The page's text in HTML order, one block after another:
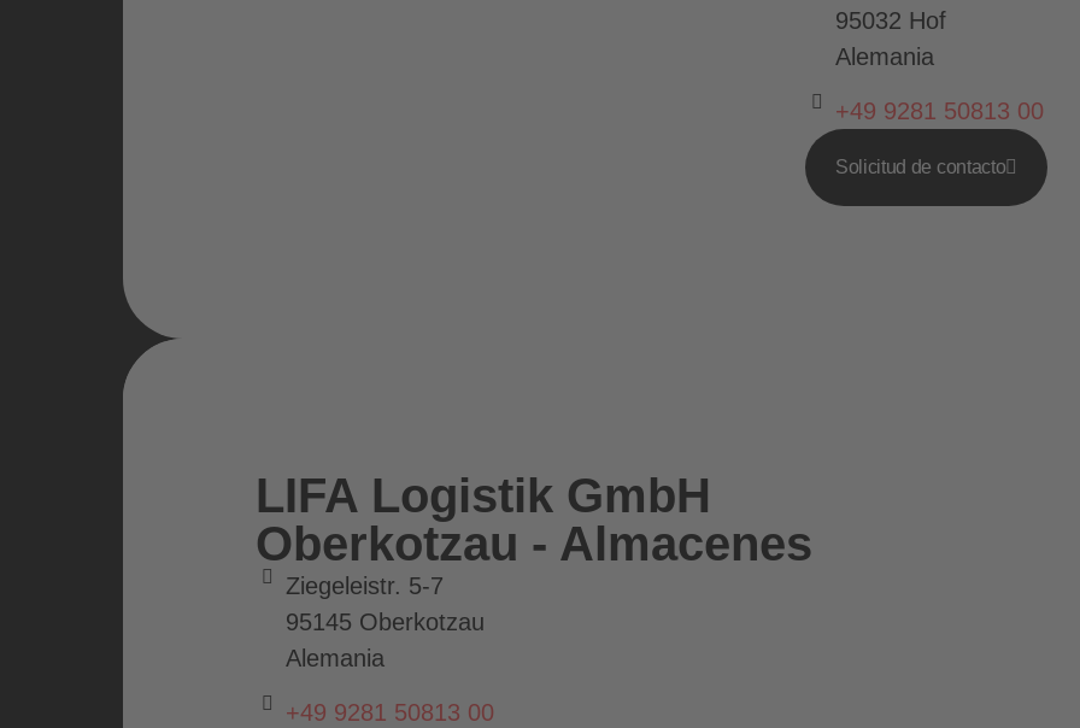
95032 Hof
Alemania
+49 9281 50813 00
Solicitud de contacto
LIFA Logistik GmbH
Oberkotzau - Almacenes
Ziegeleistr. 5-7
95145 Oberkotzau
Alemania
+49 9281 50813 00